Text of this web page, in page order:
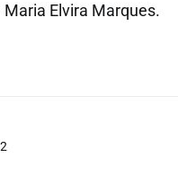
Maria Elvira Marques.